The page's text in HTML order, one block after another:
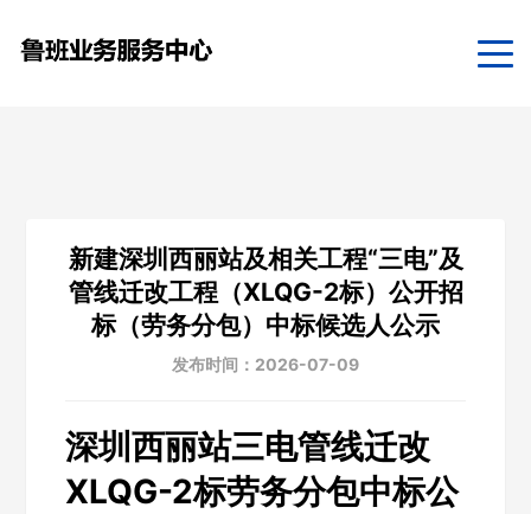
新建深圳西丽站及相关工程“三电”及
管线迁改工程（XLQG-2标）公开招
标（劳务分包）中标候选人公示
发布时间：2026-07-09
深圳西丽站三电管线迁改
XLQG-2标劳务分包中标公